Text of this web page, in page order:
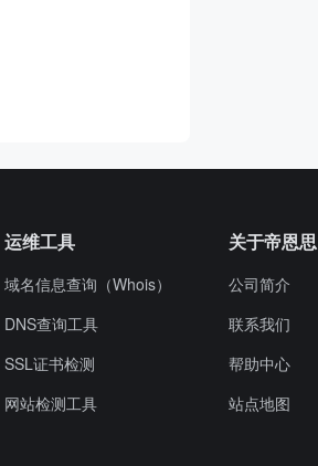
运维工具
域名信息查询（Whois）
DNS查询工具
SSL证书检测
网站检测工具
关于帝恩思
公司简介
联系我们
帮助中心
站点地图